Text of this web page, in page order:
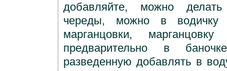
добавляйте, можно
череды, можно в водичку
марганцовки,
предварительно в
разведенную добавлять в